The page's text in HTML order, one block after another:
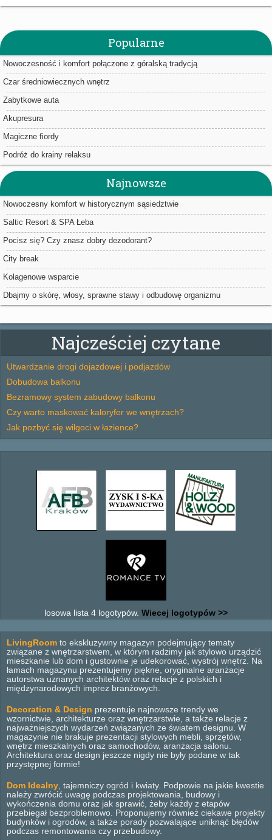
Popularne
Nowoczesność i komfort połączone z góralską tradycją
Czar średniowiecznych wnętrz
Zabytkowe auta
Akupresura
Magiczne fiordy
Podróż do krainy relaksu
Najnowsze
Nowoczesny komfort w historycznym sąsiedztwie
Saltic Resort & SPA Łeba
Pocisz się? Czy znasz dobry dezodorant?
City break
Kolagenowe wsparcie
Dbajmy o skórę, włosy, sprawne stawy i odbudowę organizmu
Najcześciej czytane
Utwardzanie drogi dojazdowej i podjazdów
Dobudowa balkonu
Bezramowy system zabudowy balkonu
Czy warto maskować kaloryfer we wnętrzach?
Jak pozbyć się wilgoci w łazience?
losowa lista 4 logotypów. Wiecej logotypów >>
LivingRoom to ekskluzywny magazyn podejmujący tematy
związane z wnętrzarstwem, w którym radzimy jak stylowo urządzić
mieszkanie lub dom i gustownie je udekorować, wystrój wnętrz. Na
łamach magazynu prezentujemy piękne, oryginalne aranżacje
autorstwa uznanych architektów oraz relacje z polskich i
międzynarodowych imprez branżowych.
Decoration & Design prezentuje najnowsze trendy we
wzornictwie, architekturze oraz wnętrzarstwie, a także relacje z
najważniejszych wydarzeń związanych ze światem designu. W
magazynie nie brakuje prezentacji stylowych mebli, sprzętów,
wnętrz mieszkalnych oraz samochodów, aranżacja salonu.
Architektura oraz design jeszcze nigdy nie były podane w tak
przystępnej formie!
Dom Idealny , tajemniczy ogród i kwiaty. Podpowie na jakie kwestie
należy zwrócić uwagę podczas projektowania, budowy i
wykończenia domu oraz jak sprawić, żeby każdy z etapów
przebiegał bezproblemowo. Proponujemy również ciekawe projekty
budynków i ogrodów, a także porady pozwalające uniknąć błędów
podczas remontowania czy przebudowy.